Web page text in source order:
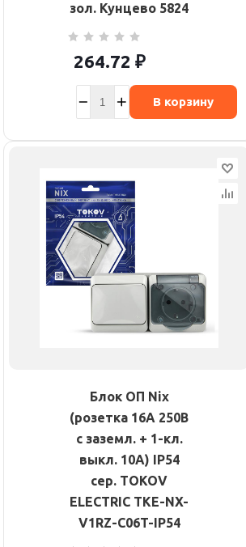
зол. Кунцево 5824
264.72 ₽
В корзину
Блок ОП Nix
(розетка 16А 250В
с заземл. + 1-кл.
выкл. 10А) IP54
сер. TOKOV
ELECTRIC TKE-NX-
V1RZ-C06T-IP54